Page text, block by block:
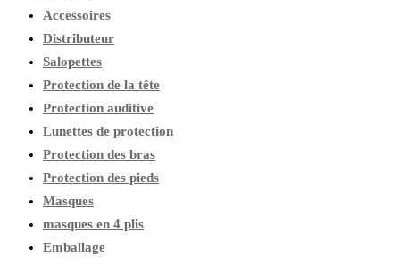
Accessoires
Distributeur
Salopettes
Protection de la tête
Protection auditive
Lunettes de protection
Protection des bras
Protection des pieds
Masques
masques en 4 plis
Emballage